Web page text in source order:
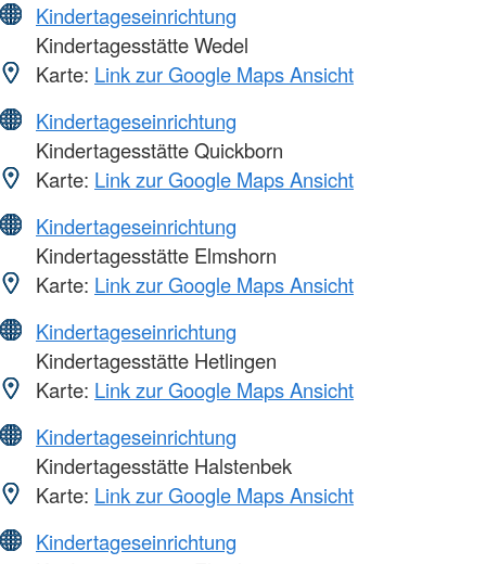
Kindertageseinrichtung
Kindertagesstätte Wedel
Karte: Link zur Google Maps Ansicht
Kindertageseinrichtung
Kindertagesstätte Quickborn
Karte: Link zur Google Maps Ansicht
Kindertageseinrichtung
Kindertagesstätte Elmshorn
Karte: Link zur Google Maps Ansicht
Kindertageseinrichtung
Kindertagesstätte Hetlingen
Karte: Link zur Google Maps Ansicht
Kindertageseinrichtung
Kindertagesstätte Halstenbek
Karte: Link zur Google Maps Ansicht
Kindertageseinrichtung